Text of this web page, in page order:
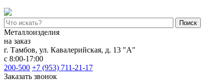
Поиск
Металлоизделия
на заказ
г. Тамбов, ул. Кавалерийская, д. 13 "А"
с 8:00-17:00
200-500 +7 (953) 711-21-17
Заказать звонок